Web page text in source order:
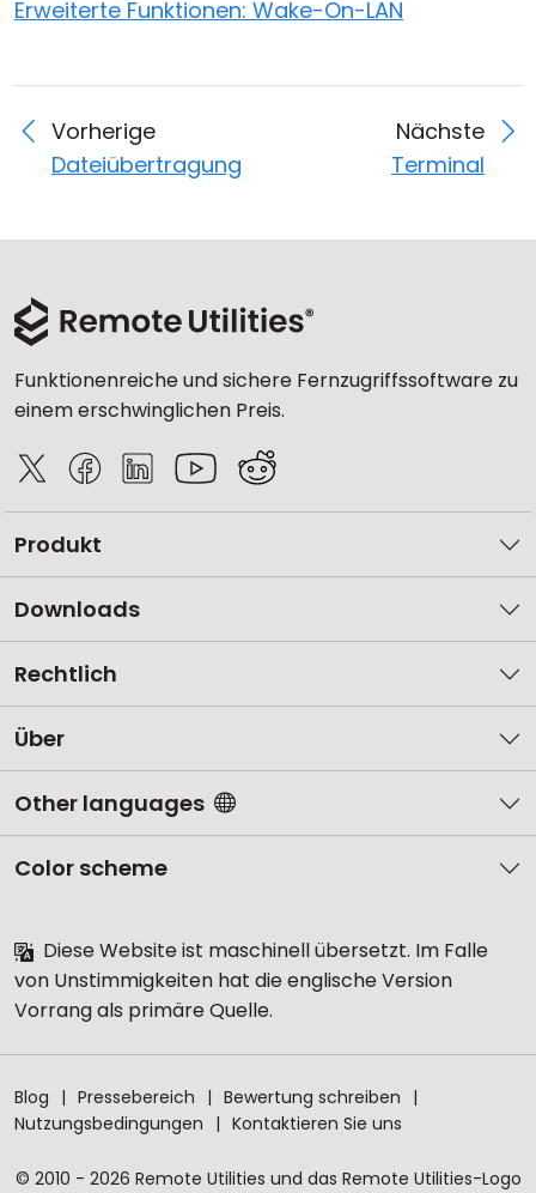
Erweiterte Funktionen: Wake-On-LAN
Vorherige
Dateiübertragung
Nächste
Terminal
Funktionenreiche und sichere Fernzugriffssoftware zu
einem erschwinglichen Preis.
Produkt
Downloads
Rechtlich
Über
Other languages
Color scheme
Diese Website ist maschinell übersetzt. Im Falle
von Unstimmigkeiten hat die englische Version
Vorrang als primäre Quelle.
Blog Pressebereich
Bewertung schreiben
Nutzungsbedingungen
Kontaktieren Sie uns
© 2010 - 2026 Remote Utilities und das Remote Utilities-Logo